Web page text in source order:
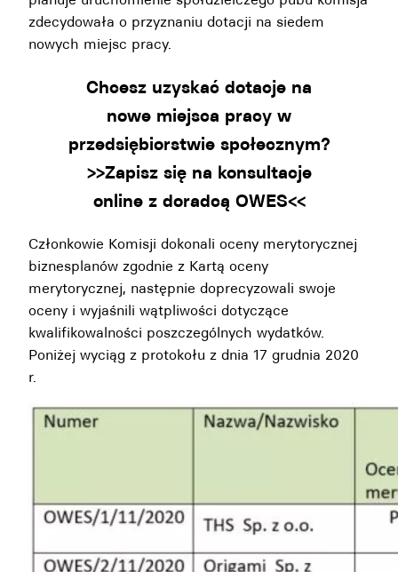
zdecydowała o przyznaniu dotacji na siedem
nowych miejsc pracy.
Chcesz uzyskać dotacje na
nowe miejsca pracy w
przedsiębiorstwie społecznym?
>>Zapisz się na konsultacje
online z doradcą OWES<<
Członkowie Komisji dokonali oceny merytorycznej
biznesplanów zgodnie z Kartą oceny
merytorycznej, następnie doprecyzowali swoje
oceny i wyjaśnili wątpliwości dotyczące
kwalifikowalności poszczególnych wydatków.
Poniżej wyciąg z protokołu z dnia 17 grudnia 2020
r.